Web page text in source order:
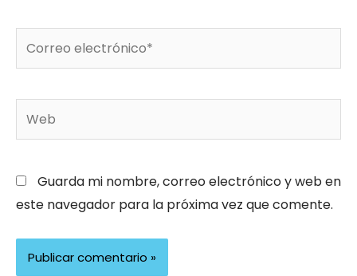
Guarda mi nombre, correo electrónico y web en
este navegador para la próxima vez que comente.